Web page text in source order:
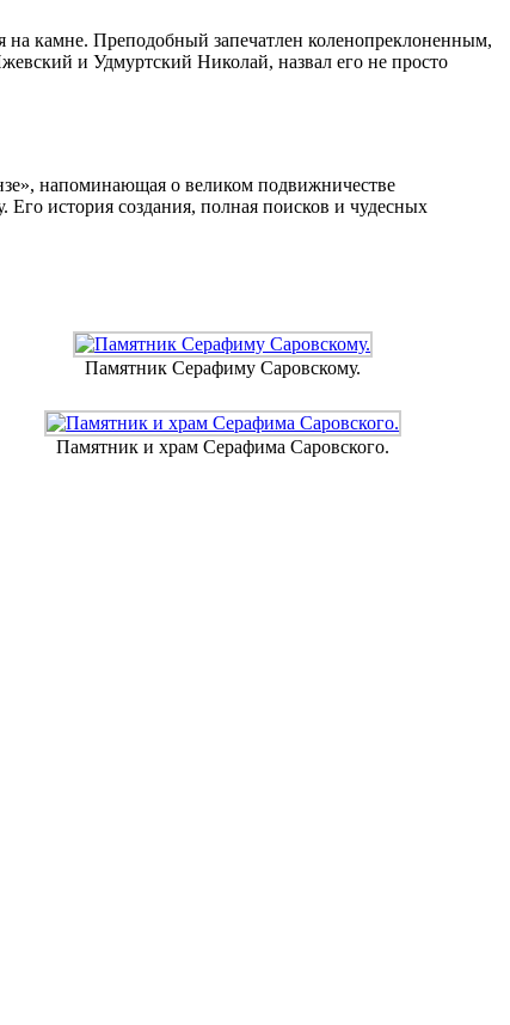
камне. Преподобный запечатлен коленопреклоненным,
и Удмуртский Николай, назвал его не просто
напоминающая о великом подвижничестве
история создания, полная поисков и чудесных
Памятник Серафиму Саровскому.
Памятник и храм Серафима Саровского.